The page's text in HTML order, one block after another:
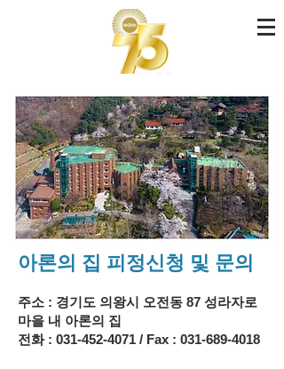
아론의 집 피정신청 및 문의
주소 : 경기도 의왕시 오전동 87 성라자로
마을 내 아론의 집
전화 : 031-452-4071 / Fax : 031-689-4018